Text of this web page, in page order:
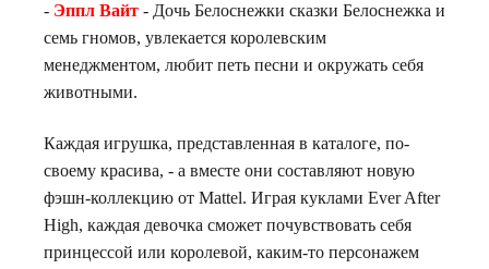
- Эппл Вайт - Дочь Белоснежки сказки Белоснежка и
семь гномов, увлекается королевским
менеджментом, любит петь песни и окружать себя
животными.
Каждая игрушка, представленная в каталоге, по-
своему красива, - а вместе они составляют новую
фэшн-коллекцию от Mattel. Играя куклами Ever After
High, каждая девочка сможет почувствовать себя
принцессой или королевой, каким-то персонажем